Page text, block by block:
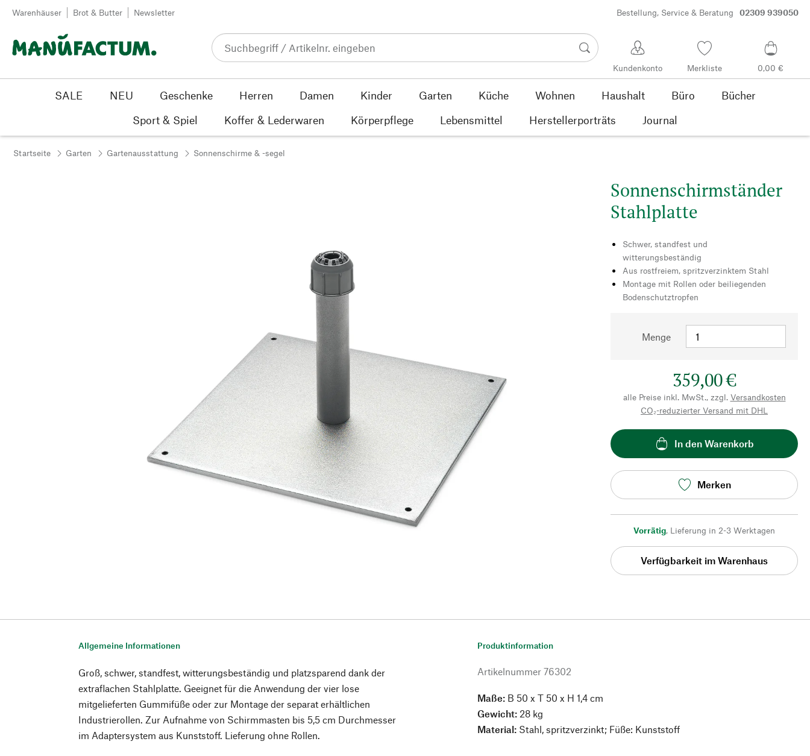
Zum Inhalt springen
Warenhäuser Brot & Butter Newsletter Bestellung, Service & Beratung 02309 939050
Kundenkonto Merkliste 0,00 €
SALE NEU Geschenke Herren Damen Kinder Garten Küche Wohnen Haushalt Büro
Bücher
Sport & Spiel
Koffer & Lederwaren Körperpflege Lebensmittel Herstellerporträts Journal
Startseite Garten Gartenausstattung Sonnenschirme & -segel
Sonnenschirmständer
Stahlplatte
Schwer, standfest und
witterungsbeständig
Aus rostfreiem, spritzverzinktem Stahl
Montage mit Rollen oder beiliegenden
Bodenschutztropfen
Menge
359,00 €
alle Preise inkl. MwSt., zzgl. Versandkosten
CO₂-reduzierter Versand mit DHL
In den Warenkorb
Merken
Vorrätig, Lieferung in 2-3 Werktagen
Verfügbarkeit im Warenhaus
Allgemeine Informationen
Groß, schwer, standfest, witterungsbeständig und platzsparend dank der
extraflachen Stahlplatte. Geeignet für die Anwendung der vier lose
mitgelieferten Gummifüße oder zur Montage der separat erhältlichen
Industrierollen. Zur Aufnahme von Schirmmasten bis 5,5 cm Durchmesser
im Adaptersystem aus Kunststoff. Lieferung ohne Rollen.
Produktinformation
Artikelnummer 76302
Maße: B 50 x T 50 x H 1,4 cm
Gewicht: 28 kg
Material: Stahl, spritzverzinkt; Füße: Kunststoff